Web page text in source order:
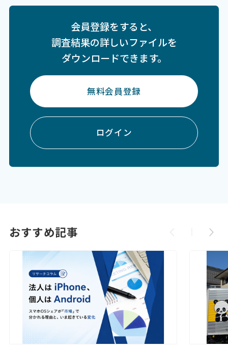
会員登録をすると、
調査結果の詳しいファイルを
ダウンロードできます。
無料会員登録
ログイン
おすすめ記事